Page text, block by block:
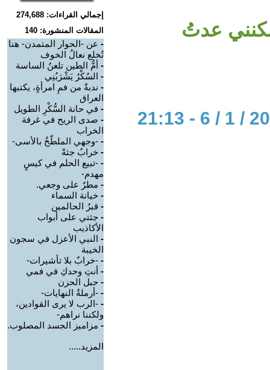
عدتُ
إجمالي القراءات: 274,688
المقالات المنشورة: 140
- عن -الحوار المتمدن- هنا
تُخلع نعالُ الخوف
- أمُّ الطين تلعنُ الساسة
- السُكْرُ يَشْرَبُنِي
- ندبةٌ من فمِ امرأةٍ، يكتبها
العراق
- في حانة السُّكْرِ الطويل
- صدى الريح في غرفة
الخراب
- -وجهي الملطّخُ بالأسى-
- خرابُ جثةً
- -تبيع الحلم في كيسٍ
مهدم-
- مطرٌ على وجعي.
- خيانة السماء
- قبرُ الحالمين
- جثتي على أبواب
الأكاذيب
- النبي الأعزل في سجون
الخيبة
- -خرابٌ بلا تأشيرات-
- أنتِ وحدكِ في فمي
- حبل الحزن
- -أرملةُ النهايات-
- -الرب لا يرى القوادين،
ولكننا نراهم-
- مزاميز الجسد المصلوب.
المزيد.....